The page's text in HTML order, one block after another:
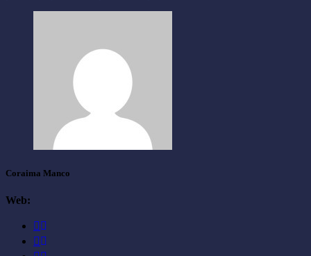
Coraima Manco
Web: